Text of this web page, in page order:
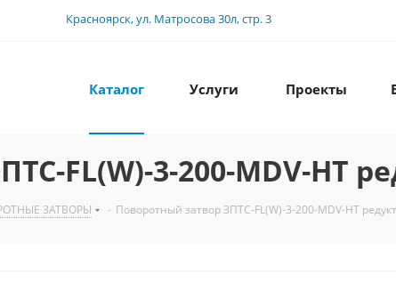
Красноярск, ул. Матросова 30л, стр. 3
Каталог Услуги Проекты
FL(W)-3-200-MDV-HT
ЗАТВОРЫ - Поворотный затвор ЗПТС-FL(W)-3-200-MDV-HT